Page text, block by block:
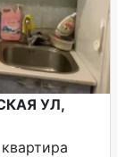
УЛ,